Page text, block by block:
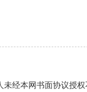
经本网书面协议授